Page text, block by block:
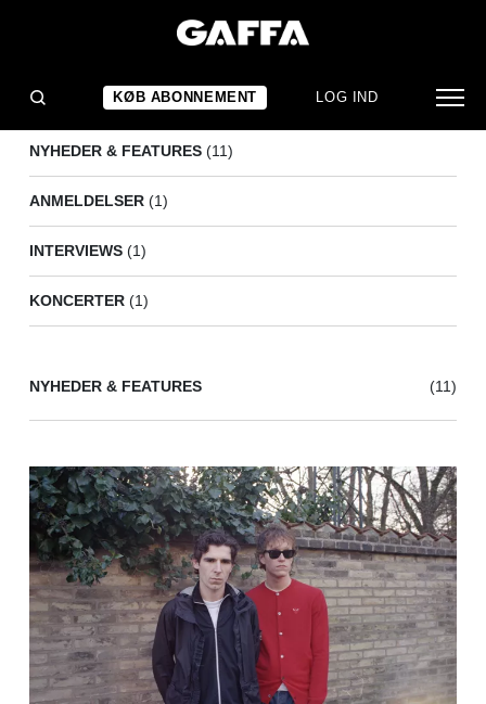
KØB ABONNEMENT LOG IND
NYHEDER & FEATURES (11)
ANMELDELSER (1)
INTERVIEWS (1)
KONCERTER (1)
NYHEDER & FEATURES (11)